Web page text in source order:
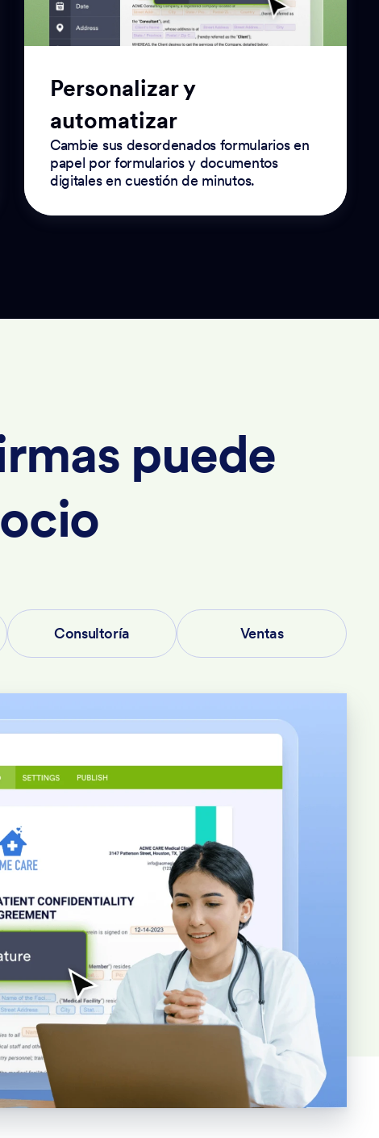
Personalizar y
automatizar
Cambie sus desordenados formularios en
papel por formularios y documentos
digitales en cuestión de minutos.
puede
Consultoría Ventas